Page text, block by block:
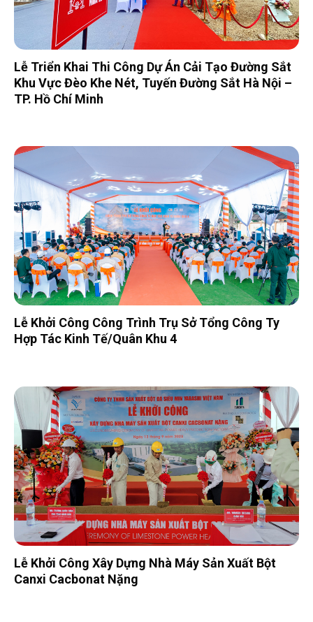
Lễ Triển Khai Thi Công Dự Án Cải Tạo Đường Sắt
Khu Vực Đèo Khe Nét, Tuyến Đường Sắt Hà Nội –
TP. Hồ Chí Minh
Lễ Khởi Công Công Trình Trụ Sở Tổng Công Ty
Hợp Tác Kinh Tế/Quân Khu 4
Lễ Khởi Công Xây Dựng Nhà Máy Sản Xuất Bột
Canxi Cacbonat Nặng